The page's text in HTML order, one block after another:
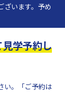
ざいます。予め
学予約し
い。「ご予約は